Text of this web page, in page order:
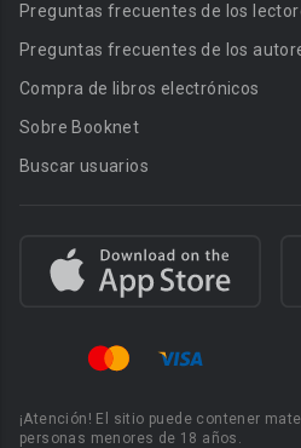
Preguntas frecuentes de los
Preguntas frecuentes de los
Compra de libros electrónicos
Sobre Booknet
Buscar usuarios
¡Atención! El sitio puede contener
personas menores de 18 años.